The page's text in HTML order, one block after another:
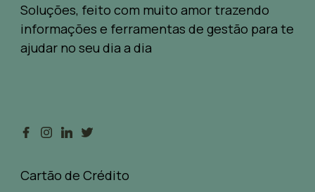
Soluções, feito com muito amor trazendo
informações e ferramentas de gestão para te
ajudar no seu dia a dia
Cartão de Crédito